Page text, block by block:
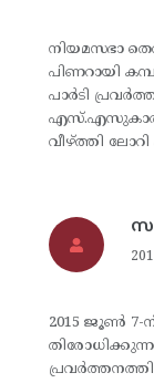
നിയമസഭാ
പിണറായി
പാര്‍ടി
വീഴ്ത്തി
2015 ജൂണ്‍